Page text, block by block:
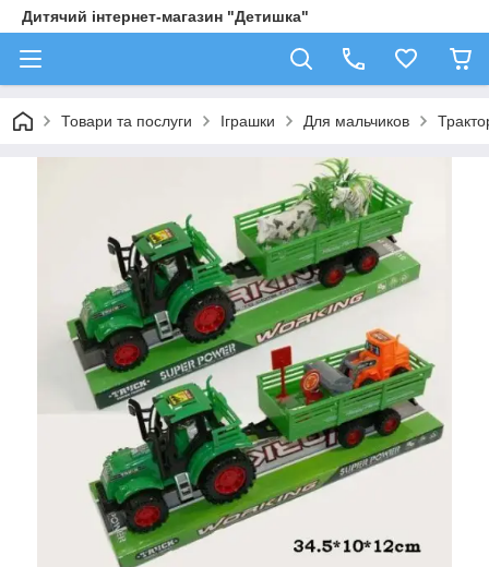
Дитячий інтернет-магазин "Детишка"
Товари та послуги Іграшки Для мальчиков